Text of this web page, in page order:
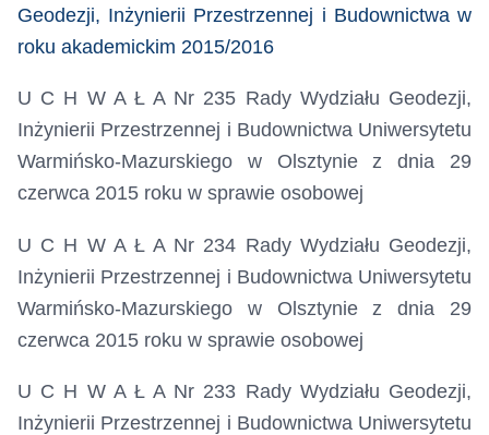
Geodezji, Inżynierii Przestrzennej i Budownictwa w
roku akademickim 2015/2016
U C H W A Ł A Nr 235 Rady Wydziału Geodezji,
Inżynierii Przestrzennej i Budownictwa Uniwersytetu
Warmińsko-Mazurskiego w Olsztynie z dnia 29
czerwca 2015 roku w sprawie osobowej
U C H W A Ł A Nr 234 Rady Wydziału Geodezji,
Inżynierii Przestrzennej i Budownictwa Uniwersytetu
Warmińsko-Mazurskiego w Olsztynie z dnia 29
czerwca 2015 roku w sprawie osobowej
U C H W A Ł A Nr 233 Rady Wydziału Geodezji,
Inżynierii Przestrzennej i Budownictwa Uniwersytetu